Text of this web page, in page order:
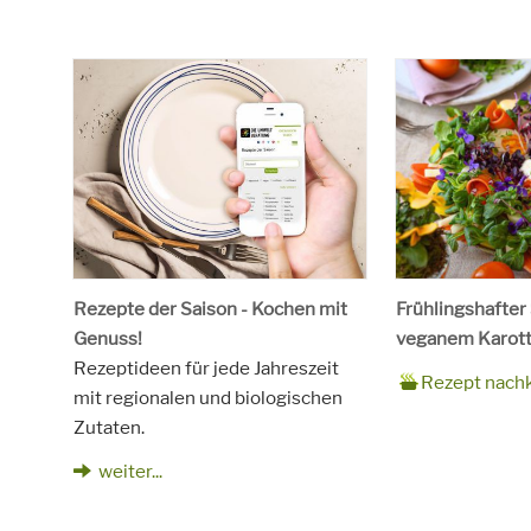
Rezepte der Saison - Kochen mit
Genuss!
Rezeptideen für jede Jahreszeit
mit regionalen und biologischen
Zutaten.
weiter...
Frühlingshafter
veganem
Zubereitungszeit
90 Minuten
Rezept
für
4 Personen
Saison
Frühling
Schlagworte
Beilagen,
Rezept